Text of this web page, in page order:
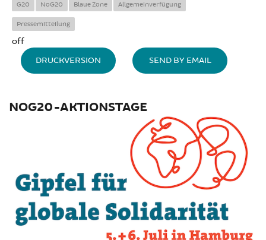
G20 NoG20 Blaue Zone Allgemeinverfügung
Pressemitteilung
off
DRUCKVERSION SEND BY EMAIL
NOG20-AKTIONSTAGE